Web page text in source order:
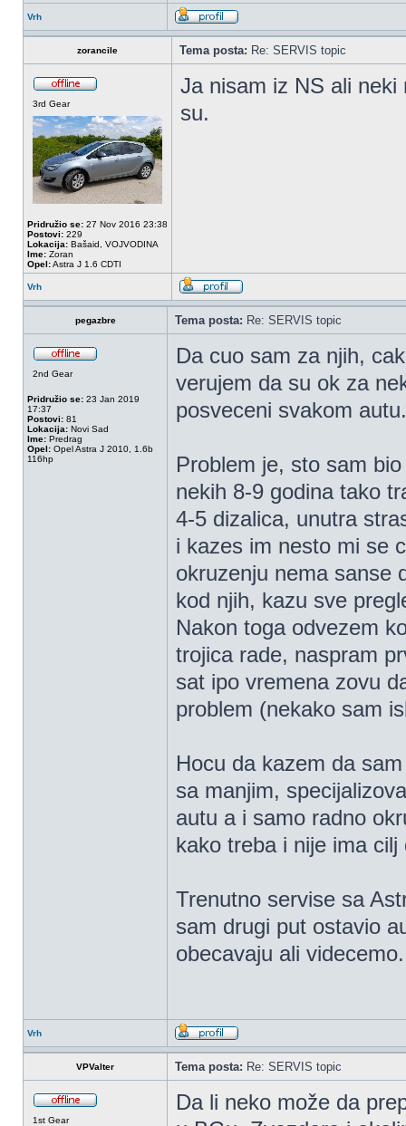
Vrh
zorancile Tema posta: Re: SERVIS topic
3rd Gear
Pridružio se: 27 Nov 2016 23:38
Postovi: 229
Lokacija: Bašaid, VOJVODINA
Ime: Zoran
Opel:Astra J 1.6 CDTI
Ja nisam iz NS ali neki
su.
Vrh
pegazbre Tema posta: Re: SERVIS topic
2nd Gear
Pridružio se: 23 Jan 2019
17:37
Postovi: 81
Lokacija: Novi Sad
Ime: Predrag
Opel: Opel Astra J 2010, 1.6b
116hp
Da cuo sam za njih,
verujem da su ok za
posveceni svakom
Problem je, sto sam
nekih 8-9 godina tako
4-5 dizalica, unutra
i kazes im nesto mi se
okruzenju nema sanse
kod njih, kazu sve
Nakon toga odvezem
trojica rade, naspram
sat ipo vremena zovu
problem (nekako sam
Hocu da kazem da
sa manjim,
autu a i samo radno
kako treba i nije ima
Trenutno servise sa
sam drugi put ostavio
obecavaju ali videcemo.
Vrh
VPValter Tema posta: Re: SERVIS topic
1st Gear
Da li neko može da